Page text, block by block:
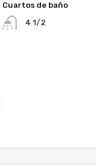
Cuartos de baño
4 1/2